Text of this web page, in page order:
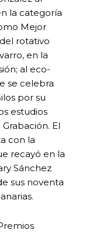
la categoría
Mejor
rotativo
en la
al eco-
se celebra
por su
estudios
El
con la
recayó en la
Sánchez
sus noventa